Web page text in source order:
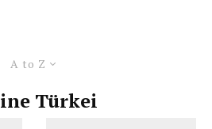
A to Z
Türkei